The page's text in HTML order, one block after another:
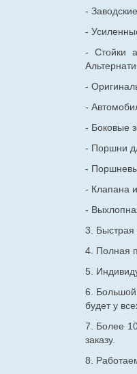
-
-
- Стойки
-
-
- Боковые
- Поршни
-
- Клапана
-
3. Быстрая
4. Полная
5.
6. Большой
будет у
7. Более
заказу.
8.